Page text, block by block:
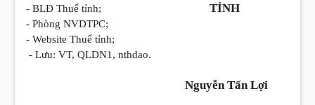
- BLĐ Thuế tỉnh;
- Phòng NVDTPC;
- Website Thuế tỉnh;
- Lưu: VT, QLDN1, nthdao.
TỈNH
Nguyễn Tấn Lợi